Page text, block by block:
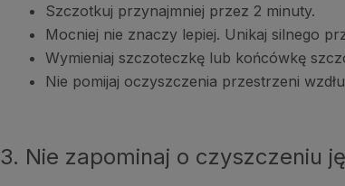
Szczotkuj przynajmniej przez 2 minuty.
Mocniej nie znaczy lepiej. Unikaj silnego
Wymieniaj szczoteczkę lub końcówkę
Nie pomijaj oczyszczenia przestrzeni
3. Nie zapominaj o czyszczeniu